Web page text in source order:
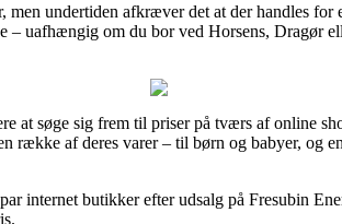
undertiden afkræver det at der handles
uafhængig om du bor ved Horsens, Dragør
at søge sig frem til priser på tværs af online
række af deres varer – til børn og babyer, og
internet butikker efter udsalg på Fresubin